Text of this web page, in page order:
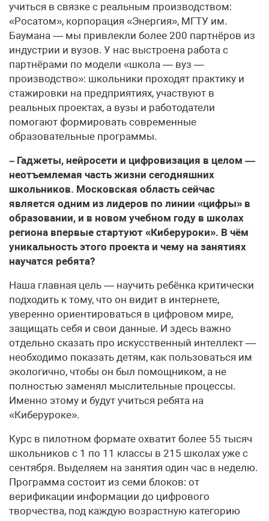
учиться в связке с реальным производством:
«Росатом», корпорация «Энергия», МГТУ им.
Баумана — мы привлекли более 200 партнёров из
индустрии и вузов. У нас выстроена работа с
партнёрами по модели «школа — вуз —
производство»: школьники проходят практику и
стажировки на предприятиях, участвуют в
реальных проектах, а вузы и работодатели
помогают формировать современные
образовательные программы.
– Гаджеты, нейросети и цифровизация в целом —
неотъемлемая часть жизни сегодняшних
школьников. Московская область сейчас
является одним из лидеров по линии «цифры» в
образовании, и в новом учебном году в школах
региона впервые стартуют «Киберуроки». В чём
уникальность этого проекта и чему на занятиях
научатся ребята?
Наша главная цель — научить ребёнка критически
подходить к тому, что он видит в интернете,
уверенно ориентироваться в цифровом мире,
защищать себя и свои данные. И здесь важно
отдельно сказать про искусственный интеллект —
необходимо показать детям, как пользоваться им
экологично, чтобы он был помощником, а не
полностью заменял мыслительные процессы.
Именно этому и будут учиться ребята на
«Киберуроке».
Курс в пилотном формате охватит более 55 тысяч
школьников с 1 по 11 классы в 215 школах уже с
сентября. Выделяем на занятия один час в неделю.
Программа состоит из семи блоков: от
верификации информации до цифрового
творчества, под каждую возрастную категорию